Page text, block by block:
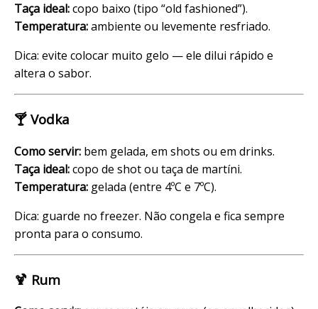
Taça ideal:copo baixo (tipo “old fashioned”).
Temperatura:ambiente ou levemente resfriado.
Dica: evite colocar muito gelo — ele dilui rápido e
altera o sabor.
🍸 Vodka
Como servir: bem gelada, em shots ou em drinks.
Taça ideal:copo de shot ou taça de martíni.
Temperatura: gelada (entre 4ºC e 7ºC).
Dica: guarde no freezer. Não congela e fica sempre
pronta para o consumo.
🍹 Rum